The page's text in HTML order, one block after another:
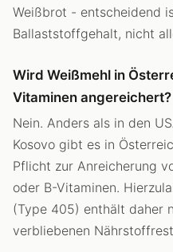
Weißbrot - entscheidend
Ballaststoffgehalt, nicht
Wird Weißmehl in
Vitaminen angereichert?
Nein. Anders als in den
Kosovo gibt es in
Pflicht zur Anreicherung
oder B-Vitaminen.
(Type 405) enthält daher
verbliebenen